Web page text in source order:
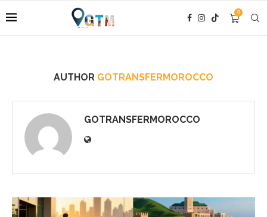
0
AUTHOR GOTRANSFERMOROCCO
GOTRANSFERMOROCCO